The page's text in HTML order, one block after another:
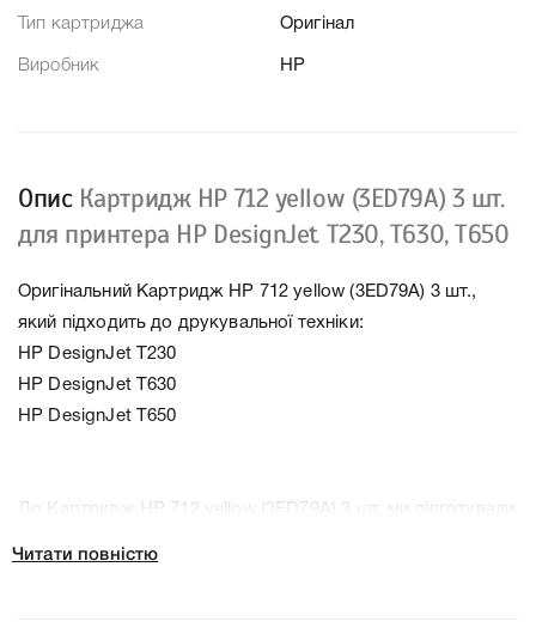
Тип картриджа Оригінал
Виробник HP
Опис Картридж HP 712 yellow (3ED79A) 3 шт.
для принтера HP DesignJet T230, T630, T650
Оригінальний Картридж HP 712 yellow (3ED79A) 3 шт.,
який підходить до друкувальної техніки:
HP DesignJet T230
HP DesignJet T630
HP DesignJet T650
До Картридж HP 712 yellow (3ED79A) 3 шт. ми підготували
Читати повністю